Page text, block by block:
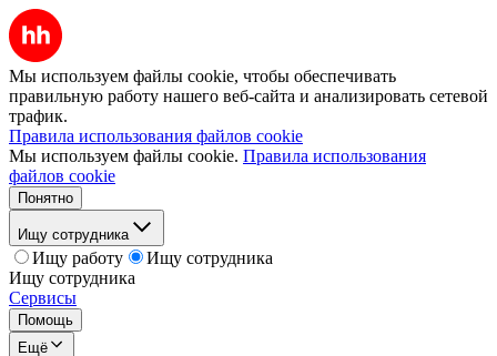
Мы используем файлы cookie, чтобы обеспечивать
правильную работу нашего веб-сайта и анализировать сетевой
трафик.
Правила использования файлов cookie
Мы используем файлы cookie. Правила использования
файлов cookie
Понятно
Ищу сотрудника
Ищу работу
Ищу сотрудника
Ищу сотрудника
Сервисы
Помощь
Ещё